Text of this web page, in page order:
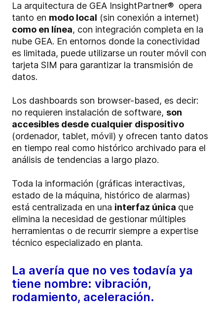
La arquitectura de GEA InsightPartner® opera
tanto en modo local (sin conexión a internet)
como en línea, con integración completa en la
nube GEA. En entornos donde la conectividad
es limitada, puede utilizarse un router móvil con
tarjeta SIM para garantizar la transmisión de
datos.
Los dashboards son browser-based, es decir:
no requieren instalación de software, son
accesibles desde cualquier dispositivo
(ordenador, tablet, móvil) y ofrecen tanto datos
en tiempo real como histórico archivado para el
análisis de tendencias a largo plazo.
Toda la información (gráficas interactivas,
estado de la máquina, histórico de alarmas)
está centralizada en una interfaz única que
elimina la necesidad de gestionar múltiples
herramientas o de recurrir siempre a expertise
técnico especializado en planta.
La avería que no ves todavía ya
tiene nombre: vibración,
rodamiento, aceleración.